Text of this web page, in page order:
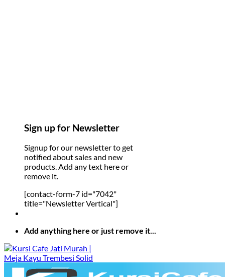
Sign up for Newsletter
Signup for our newsletter to get
notified about sales and new
products. Add any text here or
remove it.
[contact-form-7 id="7042"
title="Newsletter Vertical"]
Add anything here or just remove it...